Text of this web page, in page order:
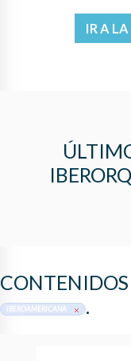
IR A
IBEROAMERICANA .